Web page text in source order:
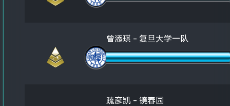
曾添琪 - 复旦大学一队
疏彦凯 - 镜春园